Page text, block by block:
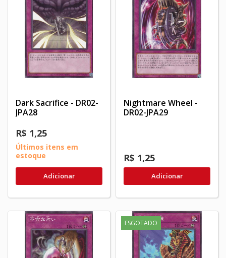
Dark Sacrifice - DR02-
JPA28
R$ 1,25
Últimos itens em
estoque
Adicionar
Nightmare Wheel -
DR02-JPA29
R$ 1,25
Adicionar
ESGOTADO